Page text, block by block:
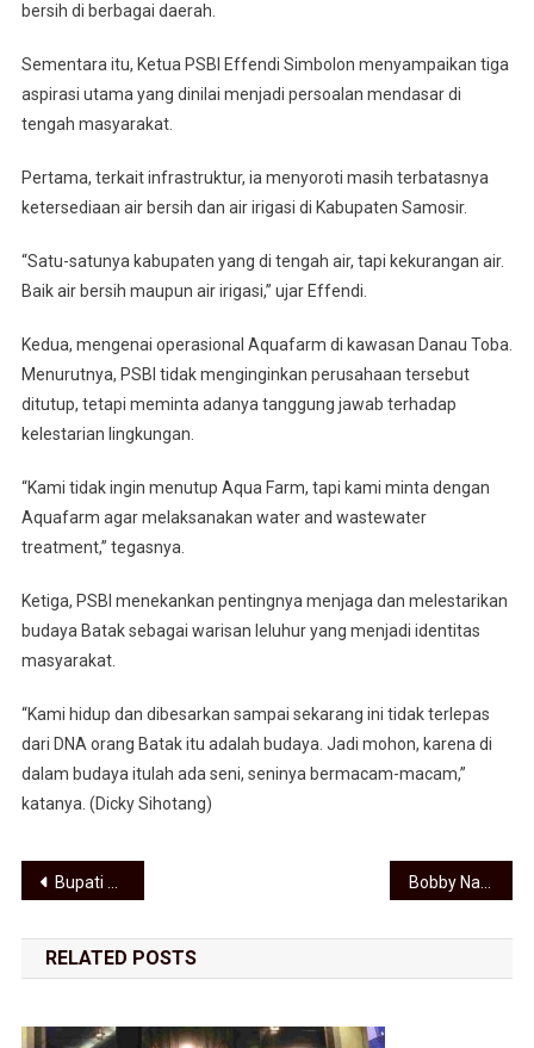
bersih di berbagai daerah.
Sementara itu, Ketua PSBI Effendi Simbolon menyampaikan tiga
aspirasi utama yang dinilai menjadi persoalan mendasar di
tengah masyarakat.
Pertama, terkait infrastruktur, ia menyoroti masih terbatasnya
ketersediaan air bersih dan air irigasi di Kabupaten Samosir.
“Satu-satunya kabupaten yang di tengah air, tapi kekurangan air.
Baik air bersih maupun air irigasi,” ujar Effendi.
Kedua, mengenai operasional Aquafarm di kawasan Danau Toba.
Menurutnya, PSBI tidak menginginkan perusahaan tersebut
ditutup, tetapi meminta adanya tanggung jawab terhadap
kelestarian lingkungan.
“Kami tidak ingin menutup Aqua Farm, tapi kami minta dengan
Aquafarm agar melaksanakan water and wastewater
treatment,” tegasnya.
Ketiga, PSBI menekankan pentingnya menjaga dan melestarikan
budaya Batak sebagai warisan leluhur yang menjadi identitas
masyarakat.
“Kami hidup dan dibesarkan sampai sekarang ini tidak terlepas
dari DNA orang Batak itu adalah budaya. Jadi mohon, karena di
dalam budaya itulah ada seni, seninya bermacam-macam,”
katanya. (Dicky Sihotang)
Navigasi pos
Bupati Asahan Lepas Kontingen Kwartir Cabang Gerakan Pramuka Asahan Menuju Jambore Daerah XI Sumatera Utara Bobby Nasution Terima Penghargaan Adinata Syariah, Bukti Sumut Berkontribusi bagi Penguatan Ekonomi Nasional
RELATED POSTS